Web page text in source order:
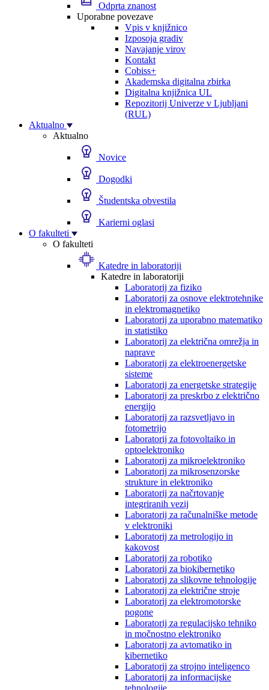
Odprta znanost
Uporabne povezave
Vpis v knjižnico
Izposoja gradiv
Navajanje virov
Kontakt
Cobiss+
Akademska digitalna zbirka
Digitalna knjižnica UL
Repozitorij Univerze v Ljubljani
(RUL)
Aktualno
Aktualno
Novice
Dogodki
Študentska obvestila
Karierni oglasi
O fakulteti
O fakulteti
Katedre in laboratoriji
Katedre in laboratoriji
Laboratorij za fiziko
Laboratorij za osnove elektrotehnike
in elektromagnetiko
Laboratorij za uporabno matematiko
in statistiko
Laboratorij za električna omrežja in
naprave
Laboratorij za elektroenergetske
sisteme
Laboratorij za energetske strategije
Laboratorij za preskrbo z električno
energijo
Laboratorij za razsvetljavo in
fotometrijo
Laboratorij za fotovoltaiko in
optoelektroniko
Laboratorij za mikroelektroniko
Laboratorij za mikrosenzorske
strukture in elektroniko
Laboratorij za načrtovanje
integriranih vezij
Laboratorij za računalniške metode
v elektroniki
Laboratorij za metrologijo in
kakovost
Laboratorij za robotiko
Laboratorij za biokibernetiko
Laboratorij za slikovne tehnologije
Laboratorij za električne stroje
Laboratorij za elektromotorske
pogone
Laboratorij za regulacijsko tehniko
in močnostno elektroniko
Laboratorij za avtomatiko in
kibernetiko
Laboratorij za strojno inteligenco
Laboratorij za informacijske
tehnologije